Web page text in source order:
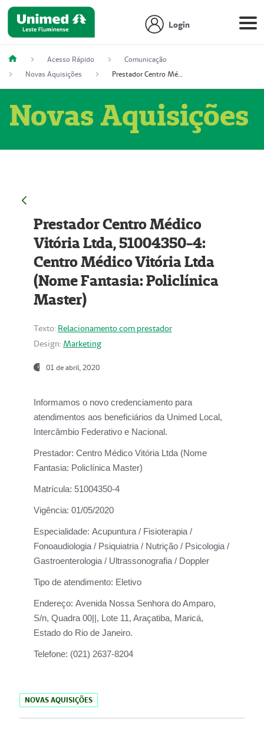
Login
Acesso Rápido
Comunicação
Novas Aquisições
Prestador Centro Médico Vitória Ltda, 51004350-4: Centro Médico Vitória Ltda (Nome Fantasia: Policlínica Master)
Novas Aquisições
Prestador Centro Médico
Vitória Ltda, 51004350-4:
Centro Médico Vitória Ltda
(Nome Fantasia: Policlínica
Master)
Texto: Relacionamento com prestador
Design: Marketing
01 de abril, 2020
Informamos o novo credenciamento para
atendimentos aos beneficiários da Unimed Local,
Intercâmbio Federativo e Nacional.
Prestador: Centro Médico Vitória Ltda (Nome
Fantasia: Policlínica Master)
Matrícula: 51004350-4
Vigência: 01/05/2020
Especialidade: Acupuntura / Fisioterapia /
Fonoaudiologia / Psiquiatria / Nutrição / Psicologia /
Gastroenterologia / Ultrassonografia / Doppler
Tipo de atendimento: Eletivo
Endereço: Avenida Nossa Senhora do Amparo,
S/n, Quadra 00||, Lote 11, Araçatiba, Maricá,
Estado do Rio de Janeiro.
Telefone: (021) 2637-8204
NOVAS AQUISIÇÕES